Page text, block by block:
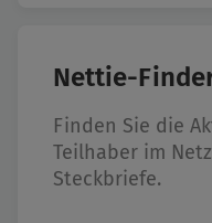
Nettie-
Finden Sie die
Teilhaber im
Steckbriefe.